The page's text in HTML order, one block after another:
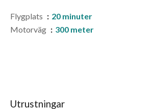
Flygplats
20 minuter
Motorväg
300 meter
Utrustningar